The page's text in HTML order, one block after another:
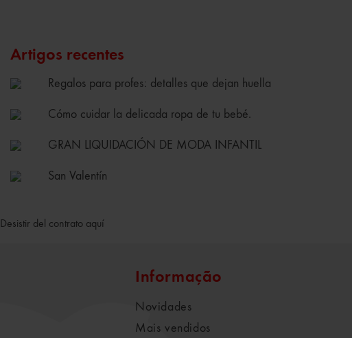
Artigos recentes
Regalos para profes: detalles que dejan huella
Cómo cuidar la delicada ropa de tu bebé.
GRAN LIQUIDACIÓN DE MODA INFANTIL
San Valentín
Desistir del contrato aquí
Informação
Novidades
Mais vendidos